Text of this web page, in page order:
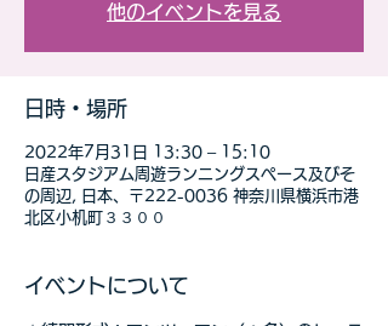
他のイベントを見る
日時・場所
2022年7月31日 13:30 – 15:10
日産スタジアム周遊ランニングスペース及びそ
の周辺, 日本、〒222-0036 神奈川県横浜市港
北区小机町３３００
イベントについて